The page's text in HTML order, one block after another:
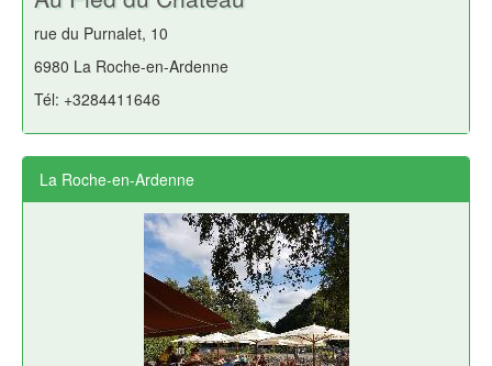
rue du Purnalet, 10
6980 La Roche-en-Ardenne
Tél: +3284411646
La Roche-en-Ardenne